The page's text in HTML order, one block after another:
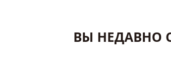
ВЫ НЕДАВНО